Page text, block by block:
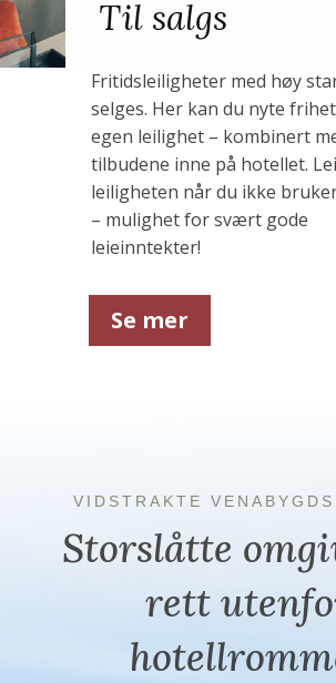
Til salgs
Fritidsleiligheter med høy
selges. Her kan du nyte
egen leilighet – kombinert
tilbudene inne på hotellet.
leiligheten når du ikke
– mulighet for svært gode
leieinntekter!
Se mer
VIDSTRAKTE
Storslåtte
rett